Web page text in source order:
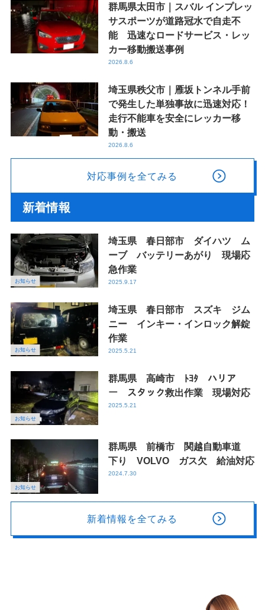
群馬県太田市｜スバル インプレッ
サスポーツが道路冠水で自走不
能 迅速なロードサービス・レッ
カー移動搬送事例
2026.8.6
埼玉県秩父市｜雁坂トンネル手前
で発生した単独事故に迅速対応！
走行不能車を安全にレッカー移
動・搬送
2026.8.6
対応事例を全てみる
新着情報
お知らせ
埼玉県 春日部市 ダイハツ ム
ーブ バッテリーあがり 現場応
急作業
2025.9.17
お知らせ
埼玉県 春日部市 スズキ ジム
ニー インキー・インロック解錠
作業
2025.5.21
お知らせ
群馬県 高崎市 ﾄﾖﾀ ハリア
ー スタック救出作業 現場対応
2025.5.21
お知らせ
群馬県 前橋市 関越自動車道
下り VOLVO ガス欠 給油対応
2024.7.30
新着情報を全てみる